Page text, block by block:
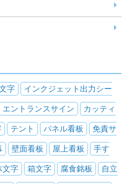
字 インクジェット出力シー
エントランスサイン カッティ
テント パネル看板 免責サ
壁面看板 屋上看板 手す
文字 箱文字 腐食銘板 自立